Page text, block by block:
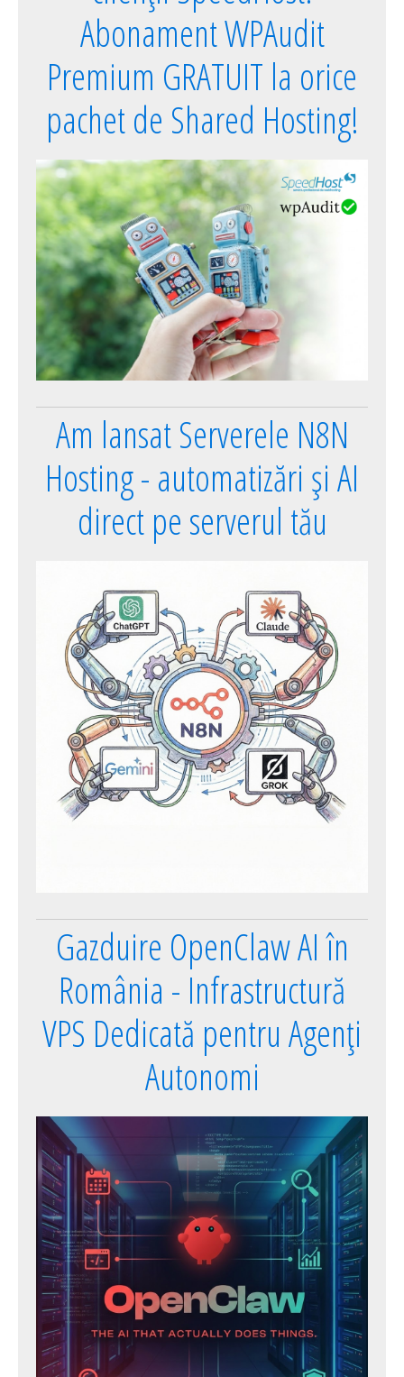
Abonament WPAudit
Premium GRATUIT la orice
pachet de Shared Hosting!
Am lansat Serverele N8N
Hosting - automatizări și AI
direct pe serverul tău
Gazduire OpenClaw AI în
România - Infrastructură
VPS Dedicată pentru Agenți
Autonomi